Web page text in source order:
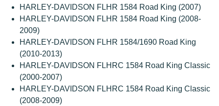
HARLEY-DAVIDSON FLHR 1584 Road King (2007)
HARLEY-DAVIDSON FLHR 1584 Road King (2008-
2009)
HARLEY-DAVIDSON FLHR 1584/1690 Road King
(2010-2013)
HARLEY-DAVIDSON FLHRC 1584 Road King Classic
(2000-2007)
HARLEY-DAVIDSON FLHRC 1584 Road King Classic
(2008-2009)